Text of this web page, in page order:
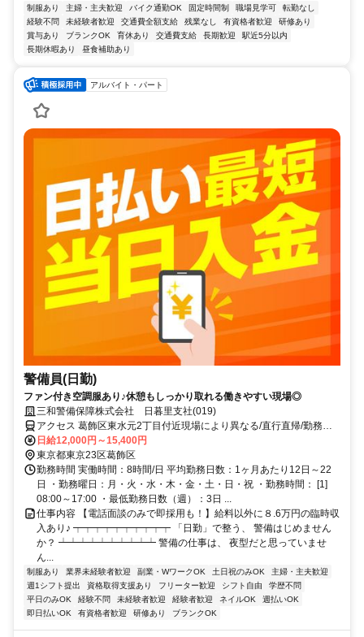
制服あり 主婦・主夫歓迎 バイク通勤OK 固定時間制 職場見学可
転勤なし
経験不問
未経験者歓迎 交通費全額支給 残業なし 有資格者歓迎
研修あり
賞与あり
ブランクOK 育休あり 交通費支給 長期歓迎
駅近5分以内
長期休暇あり
昼食補助あり
アルバイト・パート
警備員(日勤)
ファン付き空調服あり♪休憩もしっかり取れる働きやすい現場◎
三和警備保障株式会社 日暮里支社(019)
アクセス 葛飾区東水元2丁目付近現場により異なる/直行直帰/勤務地
相談可■電話面接■来社不要
日給12,000円～15,400円
東京都東京23区葛飾区
勤務時間 実働時間：8時間/日 平均勤務日数：1ヶ月あたり12日～22
日 ・勤務曜日：月・火・水・木・金・土・日・祝 ・勤務時間： [1]
08:00～17:00 ・最低勤務日数（週）：3日 ...
仕事内容 【電話面談のみで即採用も！】給料以外に８.6万円の臨時収
入あり♪ ┯┯┯┯┯┯┯┯┯┯ 「日勤」で整う、 警備はじめません
か？ ┷┷┷┷┷┷┷┷┷┷ 警備の仕事は、 夜型だと思っていませ
ん...
制服あり 業界未経験者歓迎 副業・WワークOK 土日祝のみOK
主婦・主夫歓迎
週1シフト提出
資格取得支援あり フリーター歓迎 シフト自由
学歴不問
平日のみOK
経験不問 未経験者歓迎 経験者歓迎 ネイルOK
週払いOK
即日払いOK
有資格者歓迎 研修あり ブランクOK